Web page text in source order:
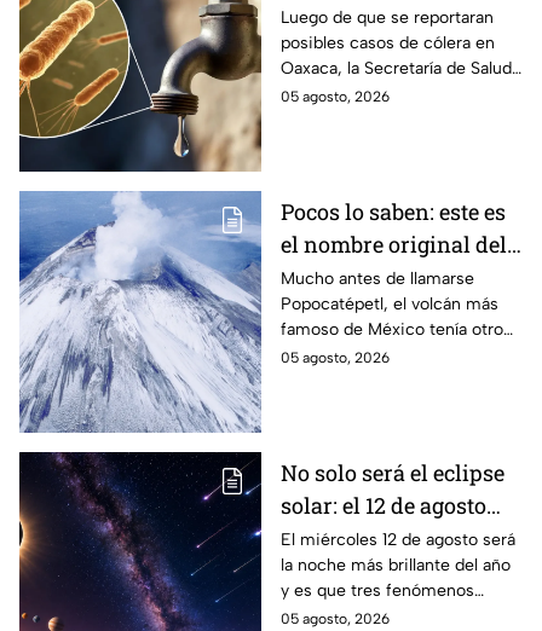
síntomas y las
principales formas de
contagio
Luego de que se reportaran
posibles casos de cólera en
Oaxaca, la Secretaría de Salud
del Estado pide tomar
05 agosto, 2026
Pocos lo saben: este es
el nombre original del
volcán Popocatépetl
Mucho antes de llamarse
Popocatépetl, el volcán más
famoso de México tenía otro
nombre que pocos conocen y
05 agosto, 2026
No solo será el eclipse
solar: el 12 de agosto
ocurrirán tres
fenómenos
astronómicos que
El miércoles 12 de agosto será
la noche más brillante del año
y es que tres fenómenos
astronómicos ocurrirán el
05 agosto, 2026